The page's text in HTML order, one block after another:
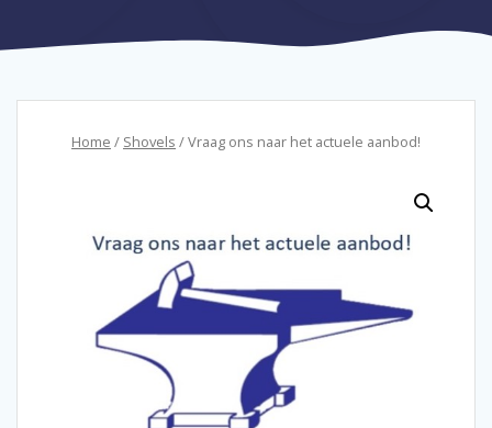
Home / Shovels / Vraag ons naar het actuele aanbod!